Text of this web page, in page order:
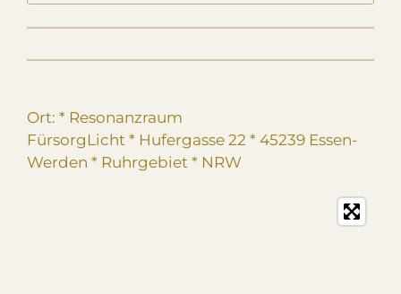
Ort: * Resonanzraum
FürsorgLicht * Hufergasse 22 * 45239 Essen-
Werden * Ruhrgebiet * NRW